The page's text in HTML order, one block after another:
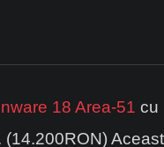
18 Area‑51 cu